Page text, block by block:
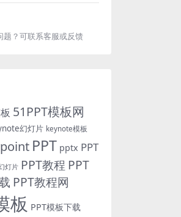
题？可联系客服或反馈
51PPT模板网
幻灯片 keynote模板
PPT pptx PPT
灯片 PPT教程 PPT
PPT教程网
板 PPT模板下载